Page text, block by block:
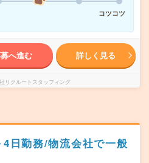
コツコツ
へ進む 詳しく見る
リクルートスタッフィング
日勤務/物流会社で一般